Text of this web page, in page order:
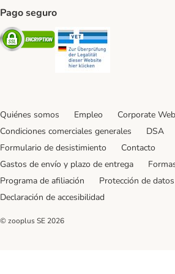
Pago seguro
Security
Quiénes somos Empleo Corporate
Condiciones comerciales generales
DSA
Formulario de desistimiento
Contacto
Gastos de envío y plazo de entrega
Programa de afiliación
Protección de datos
Declaración de accesibilidad
© zooplus SE 2026